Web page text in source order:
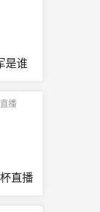
是谁
直播